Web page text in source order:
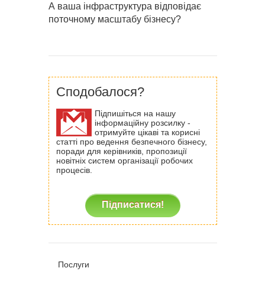
А ваша інфраструктура відповідає
поточному масштабу бізнесу?
Сподобалося?
Підпишіться на нашу
інформаційну розсилку -
отримуйте цікаві та корисні
статті про ведення безпечного бізнесу,
поради для керівників, пропозиції
новітніх систем організації робочих
процесів.
Підписатися!
Послуги